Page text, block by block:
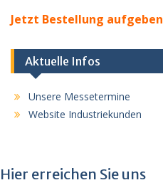
Jetzt Bestellung aufgeben
Aktuelle Infos
Unsere Messetermine
Website Industriekunden
Hier erreichen Sie uns